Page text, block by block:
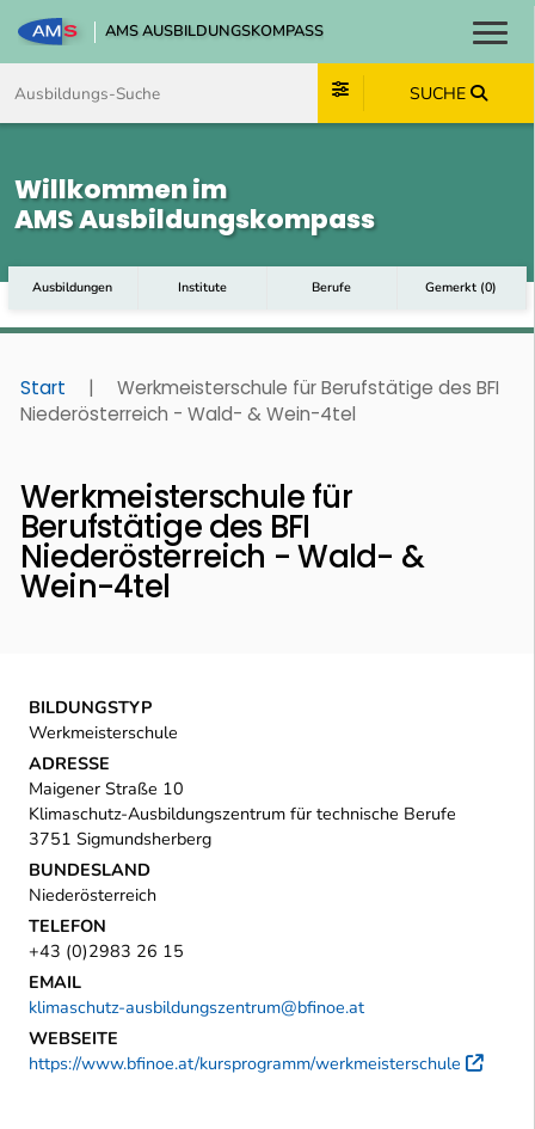
AMS AUSBILDUNGSKOMPASS
SUCHE
Willkommen im
AMS Ausbildungskompass
Ausbildungen Institute Berufe Gemerkt (0)
Start |
Werkmeisterschule für Berufstätige des BFI
Niederösterreich - Wald- & Wein-4tel
Werkmeisterschule für
Berufstätige des BFI
Niederösterreich - Wald- &
Wein-4tel
BILDUNGSTYP
Werkmeisterschule
ADRESSE
Maigener Straße 10
Klimaschutz-Ausbildungszentrum für technische Berufe
3751 Sigmundsherberg
BUNDESLAND
Niederösterreich
TELEFON
+43 (0)2983 26 15
EMAIL
klimaschutz-ausbildungszentrum@bfinoe.at
WEBSEITE
https://www.bfinoe.at/kursprogramm/werkmeisterschule